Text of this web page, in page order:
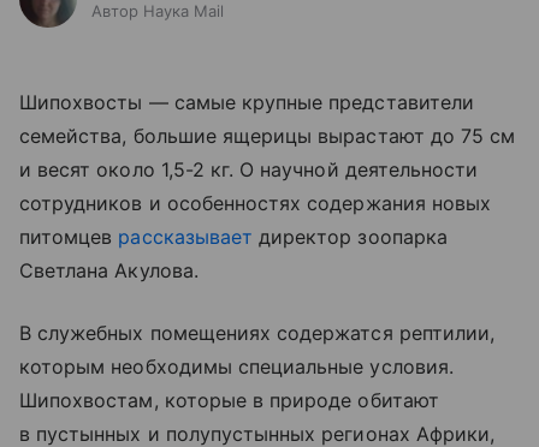
Автор Наука Mail
Шипохвосты — самые крупные представители
семейства, большие ящерицы вырастают до 75 см
и весят около 1,5-2 кг. О научной деятельности
сотрудников и особенностях содержания новых
питомцев рассказывает директор зоопарка
Светлана Акулова.
В служебных помещениях содержатся рептилии,
которым необходимы специальные условия.
Шипохвостам, которые в природе обитают
в пустынных и полупустынных регионах Африки,